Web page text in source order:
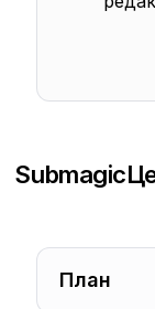
Submagic
План